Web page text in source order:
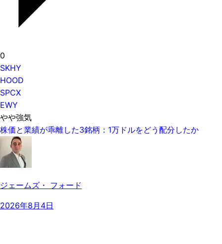
0
SKHY
HOOD
SPCX
EWY
やや強気
株価と業績が乖離した3銘柄：1万ドルをどう配分したか
ジェームズ・ フォード
2026年8月4日